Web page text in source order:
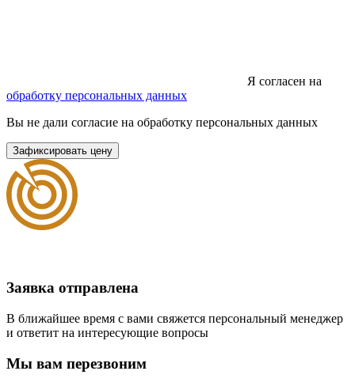
Я согласен на
обработку персональных данных
Вы не дали согласие на обработку персональных данных
Зафиксировать цену
Заявка отправлена
В ближайшее время с вами свяжется персональный менеджер
и ответит на интересующие вопросы
Мы вам перезвоним